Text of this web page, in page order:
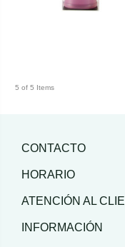
5 of 5 Items
CONTACTO
HORARIO
ATENCIÓN AL
INFORMACIÓN